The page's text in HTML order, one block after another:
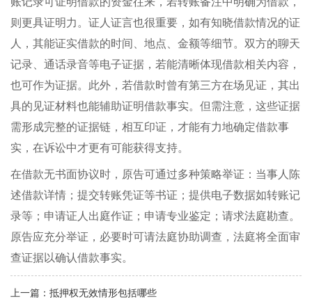
则更具证明力。证人证言也很重要，如有知晓借款情况的证
人，其能证实借款的时间、地点、金额等细节。双方的聊天
记录、通话录音等电子证据，若能清晰体现借款相关内容，
也可作为证据。此外，若借款时曾有第三方在场见证，其出
具的见证材料也能辅助证明借款事实。但需注意，这些证据
需形成完整的证据链，相互印证，才能有力地确定借款事
实，在诉讼中才更有可能获得支持。
在借款无书面协议时，原告可通过多种策略举证：当事人陈
述借款详情；提交转账凭证等书证；提供电子数据如转账记
录等；申请证人出庭作证；申请专业鉴定；请求法庭勘查。
原告应充分举证，必要时可请法庭协助调查，法庭将全面审
查证据以确认借款事实。
上一篇： 抵押权无效情形包括哪些